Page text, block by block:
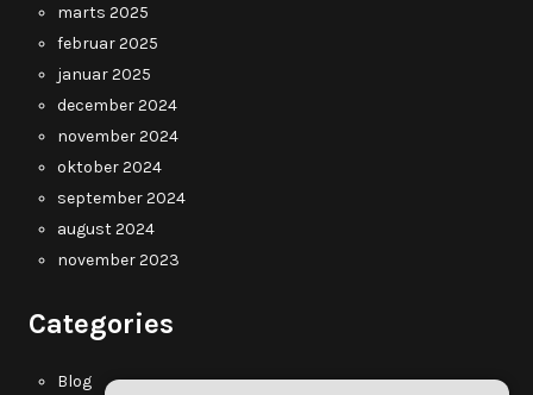
marts 2025
februar 2025
januar 2025
december 2024
november 2024
oktober 2024
september 2024
august 2024
november 2023
Categories
Blog